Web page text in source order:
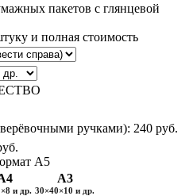
пакетов с глянцевой
и полная стоимость
ручками): 240 руб.
А5
и др.
А3
30×40×10 и др.